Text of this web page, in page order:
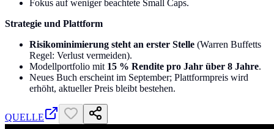
Fokus auf weniger beachtete Small Caps.
Strategie und Plattform
Risikominimierung steht an erster Stelle (Warren Buffetts
Regel: Verlust vermeiden).
Modellportfolio mit 15 % Rendite pro Jahr über 8 Jahre.
Neues Buch erscheint im September; Plattformpreis wird
erhöht, aktueller Preis bleibt bestehen.
QUELLE